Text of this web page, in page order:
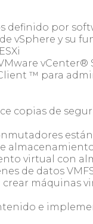
definido por
vSphere y su
vCenter®
™ para
copias de
virtual con
de datos
crear máquinas
e